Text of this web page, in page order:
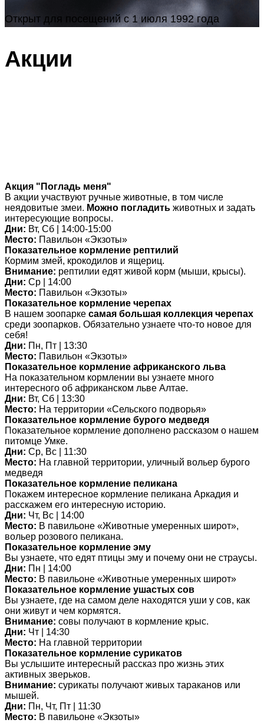
Открыт для посещений с 1 июля 1992 года
Акции
Акция "Погладь меня"
В акции участвуют ручные животные, в том числе
неядовитые змеи. Можно погладить животных и задать
интересующие вопросы.
Дни: Вт, Сб | 14:00-15:00
Место: Павильон «Экзоты»
Показательное кормление рептилий
Кормим змей, крокодилов и ящериц.
Внимание: рептилии едят живой корм (мыши, крысы).
Дни: Ср | 14:00
Место: Павильон «Экзоты»
Показательное кормление черепах
В нашем зоопарке самая большая коллекция черепах
среди зоопарков. Обязательно узнаете что-то новое для
себя!
Дни: Пн, Пт | 13:30
Место: Павильон «Экзоты»
Показательное кормление африканского льва
На показательном кормлении вы узнаете много
интересного об африканском льве Алтае.
Дни: Вт, Сб | 13:30
Место: На территории «Сельского подворья»
Показательное кормление бурого медведя
Показательное кормление дополнено рассказом о нашем
питомце Умке.
Дни: Ср, Вс | 11:30
Место: На главной территории, уличный вольер бурого
медведя
Показательное кормление пеликана
Покажем интересное кормление пеликана Аркадия и
расскажем его интересную историю.
Дни: Чт, Вс | 14:00
Место: В павильоне «Животные умеренных широт»,
вольер розового пеликана.
Показательное кормление эму
Вы узнаете, что едят птицы эму и почему они не страусы.
Дни: Пн | 14:00
Место: В павильоне «Животные умеренных широт»
Показательное кормление ушастых сов
Вы узнаете, где на самом деле находятся уши у сов, как
они живут и чем кормятся.
Внимание: совы получают в кормление крыс.
Дни: Чт | 14:30
Место: На главной территории
Показательное кормление сурикатов
Вы услышите интересный рассказ про жизнь этих
активных зверьков.
Внимание: сурикаты получают живых тараканов или
мышей.
Дни: Пн, Чт, Пт | 11:30
Место: В павильоне «Экзоты»